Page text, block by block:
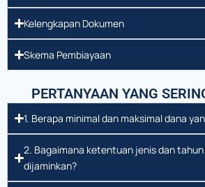
Kelengkapan Dokumen
Skema Pembiayaan
PERTANYAAN YANG
1. Berapa minimal dan maksimal dana
2. Bagaimana ketentuan jenis dan
dijaminkan?